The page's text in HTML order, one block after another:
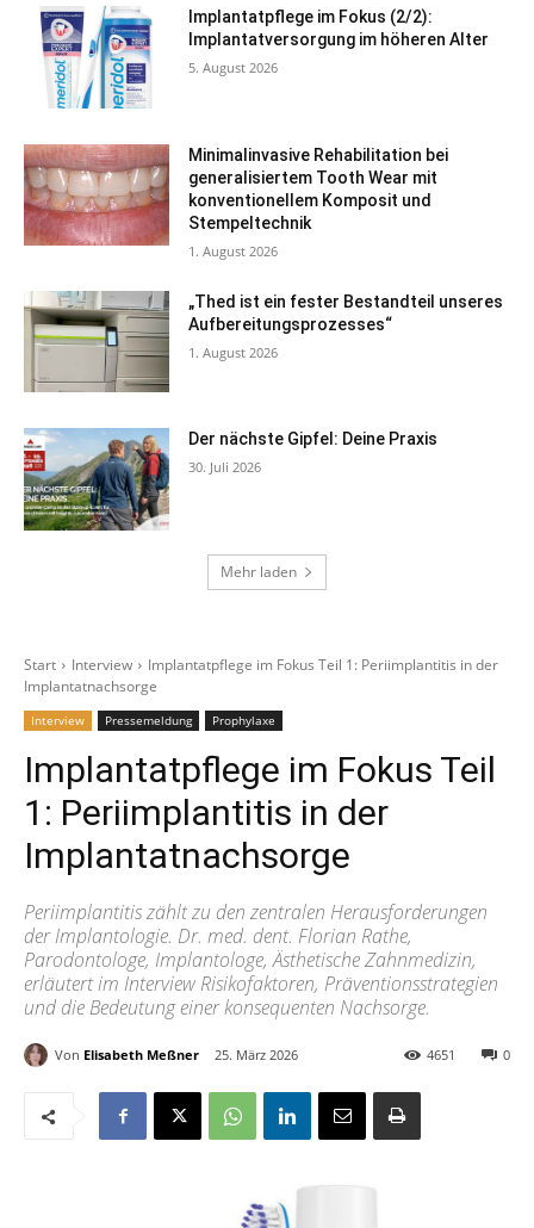
Implantatpflege im Fokus (2/2):
Implantatversorgung im höheren Alter
5. August 2026
Minimalinvasive Rehabilitation bei
generalisiertem Tooth Wear mit
konventionellem Komposit und
Stempeltechnik
1. August 2026
„Thed ist ein fester Bestandteil unseres
Aufbereitungsprozesses“
1. August 2026
Der nächste Gipfel: Deine Praxis
30. Juli 2026
Mehr laden